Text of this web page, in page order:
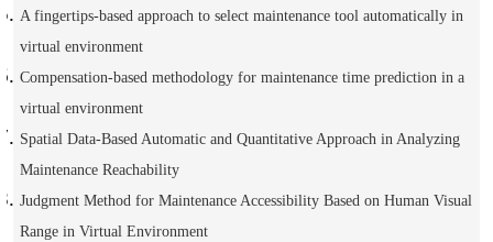
A fingertips-based approach to select maintenance tool automatically in
virtual environment
Compensation-based methodology for maintenance time prediction in a
virtual environment
Spatial Data-Based Automatic and Quantitative Approach in Analyzing
Maintenance Reachability
Judgment Method for Maintenance Accessibility Based on Human Visual
Range in Virtual Environment